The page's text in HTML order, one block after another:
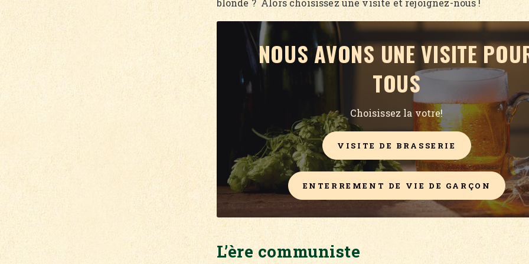
NOUS AVONS UNE VISITE
TOUS
Choisissez la votre!
VISITE DE BRASSERIE
ENTERREMENT DE VIE DE GARÇON
L’ère communiste